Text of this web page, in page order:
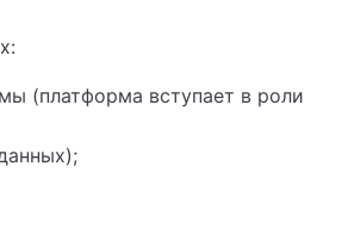
(платформа вступает в роли